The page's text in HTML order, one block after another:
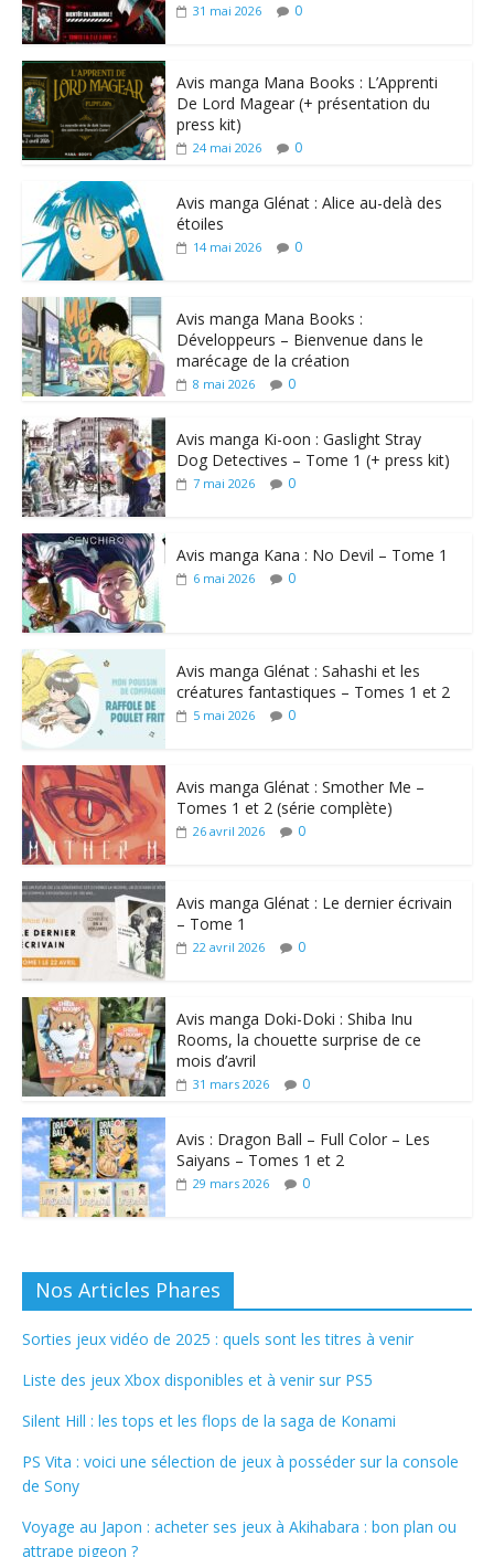
31 mai 2026 0
Avis manga Mana Books : L’Apprenti
De Lord Magear (+ présentation du
press kit)
24 mai 2026 0
Avis manga Glénat : Alice au-delà des
étoiles
14 mai 2026 0
Avis manga Mana Books :
Développeurs – Bienvenue dans le
marécage de la création
8 mai 2026 0
Avis manga Ki-oon : Gaslight Stray
Dog Detectives – Tome 1 (+ press kit)
7 mai 2026 0
Avis manga Kana : No Devil – Tome 1
6 mai 2026 0
Avis manga Glénat : Sahashi et les
créatures fantastiques – Tomes 1 et 2
5 mai 2026 0
Avis manga Glénat : Smother Me –
Tomes 1 et 2 (série complète)
26 avril 2026 0
Avis manga Glénat : Le dernier écrivain
– Tome 1
22 avril 2026 0
Avis manga Doki-Doki : Shiba Inu
Rooms, la chouette surprise de ce
mois d’avril
31 mars 2026 0
Avis : Dragon Ball – Full Color – Les
Saiyans – Tomes 1 et 2
29 mars 2026 0
Nos Articles Phares
Sorties jeux vidéo de 2025 : quels sont les titres à venir
Liste des jeux Xbox disponibles et à venir sur PS5
Silent Hill : les tops et les flops de la saga de Konami
PS Vita : voici une sélection de jeux à posséder sur la console
de Sony
Voyage au Japon : acheter ses jeux à Akihabara : bon plan ou
attrape pigeon ?